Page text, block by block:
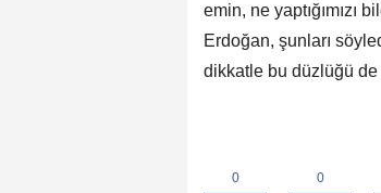
emin, ne yaptığımızı
Erdoğan, şunları
dikkatle bu düzlüğü de